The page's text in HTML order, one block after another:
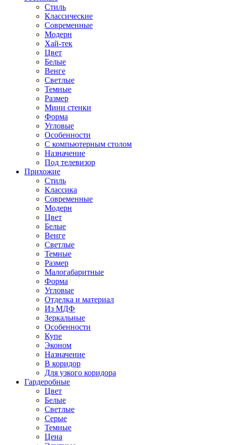
Стиль
Классические
Современные
Модерн
Хай-тек
Цвет
Белые
Венге
Светлые
Темные
Размер
Мини стенки
Форма
Угловые
Особенности
С компьютерным столом
Назначение
Под телевизор
Прихожие
Стиль
Классика
Современные
Модерн
Цвет
Белые
Венге
Светлые
Темные
Размер
Малогабаритные
Форма
Угловые
Отделка и материал
Из МДФ
Зеркальные
Особенности
Купе
Эконом
Назначение
В коридор
Для узкого коридора
Гардеробные
Цвет
Белые
Светлые
Серые
Темные
Цена